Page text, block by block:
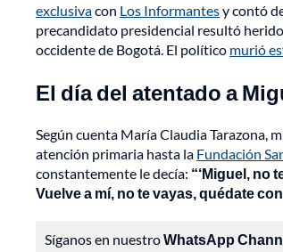
exclusivacon Los Informantesy contó
precandidato presidencial resultó
occidente de Bogotá. El político murió
El día del atentado a
Según cuenta María Claudia Tarazona,
atención primaria hasta la Fundación
constantemente le decía: “‘Miguel, no
Vuelve a mí, no te vayas, quédate
Síganos en nuestroWhatsApp